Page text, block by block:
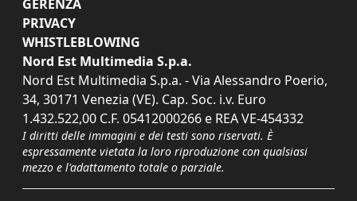
GERENZA
PRIVACY
WHISTLEBLOWING
Nord Est Multimedia S.p.a.
Nord Est Multimedia S.p.a. - Via Alessandro Poerio,
34, 30171 Venezia (VE). Cap. Soc. i.v. Euro
1.432.522,00 C.F. 05412000266 e REA VE-454332
I diritti delle immagini e dei testi sono riservati. È
espressamente vietata la loro riproduzione con qualsiasi
mezzo e l'adattamento totale o parziale.